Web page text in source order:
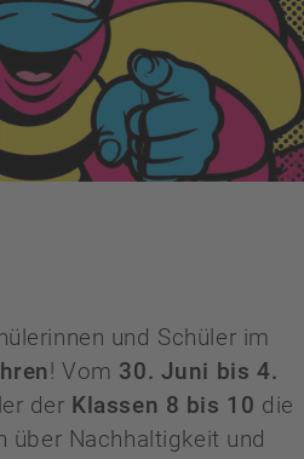
und Schüler im
! Vom 30. Juni bis 4.
der Klassen 8 bis 10 die
über Nachhaltigkeit und